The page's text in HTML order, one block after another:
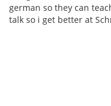
german so they can
talk so i get better at